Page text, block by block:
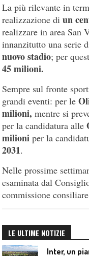
La più rilevante in
realizzazione diun
realizzare in area San
innanzitutto una serie
nuovo stadio; per
45 milioni.
Sempre sul fronte
grandi eventi: per le
milioni, mentre si
per la candidatura alle
milioni per la
2031.
Nelle prossime
esaminata dal
commissione
LE ULTIME NOTIZIE